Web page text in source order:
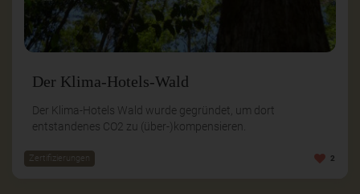
Der Klima-Hotels-Wald
Der Klima-Hotels Wald wurde gegründet, um dort
entstandenes CO2 zu (über-)kompensieren.
Zertifizierungen 2